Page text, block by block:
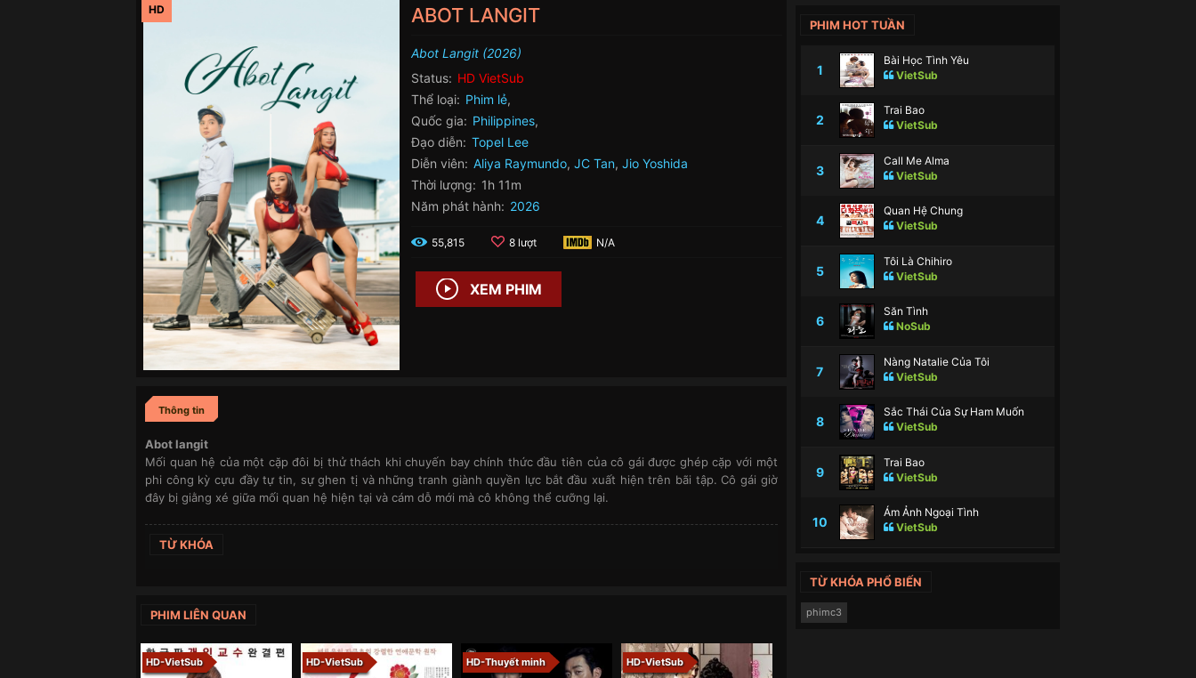
HD ABOT LANGIT
Abot Langit (2026)
Status: HD VietSub
Thể loại: Phim lẻ,
Quốc gia: Philippines,
Đạo diễn: Topel Lee
Diễn viên: Aliya Raymundo,JC Tan,Jio Yoshida
Thời lượng: 1h 11m
Năm phát hành: 2026
55,815 8 lượt N/A
XEM PHIM
Thông tin
Abot langit
Mối quan hệ của một cặp đôi bị thử thách khi chuyến bay chính thức đầu tiên của cô gái được ghép cặp với một
phi công kỳ cựu đầy tự tin, sự ghen tị và những tranh giành quyền lực bắt đầu xuất hiện trên bãi tập. Cô gái giờ
đây bị giằng xé giữa mối quan hệ hiện tại và cám dỗ mới mà cô không thể cưỡng lại.
TỪ KHÓA
PHIM LIÊN QUAN
HD-VietSub HD-VietSub HD-Thuyết minh HD-VietSub
PHIM HOT TUẦN
1
Bài Học Tình Yêu
VietSub
2
Trai Bao
VietSub
3
Call Me Alma
VietSub
4
Quan Hệ Chung
VietSub
5
Tôi Là Chihiro
VietSub
6
Săn Tình
NoSub
7
Nàng Natalie Của Tôi
VietSub
8
Sắc Thái Của Sự Ham Muốn
VietSub
9
Trai Bao
VietSub
10
Ám Ảnh Ngoại Tình
VietSub
TỪ KHÓA PHỔ BIẾN
phimc3